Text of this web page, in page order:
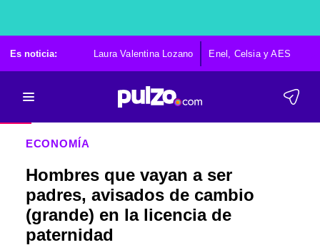
Es noticia: Laura Valentina Lozano Enel, Celsia y AES
ECONOMÍA
Hombres que vayan a ser
padres, avisados de cambio
(grande) en la licencia de
paternidad